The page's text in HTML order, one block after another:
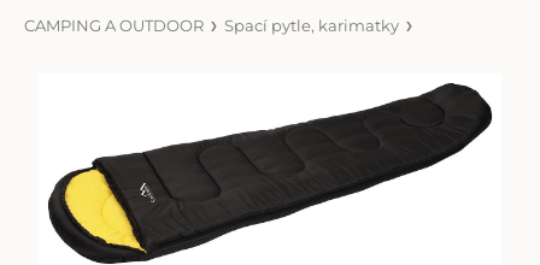
CAMPING A OUTDOOR Spací pytle, karimatky